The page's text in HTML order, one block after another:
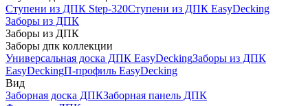
Ступени из ДПК Step-320Ступени из ДПК EasyDecking
Заборы из ДПК
Заборы из ДПК
Заборы дпк коллекции
Универсальная доска ДПК EasyDeckingЗаборы из ДПК
EasyDeckingП-профиль EasyDecking
Вид
Заборная доска ДПКЗаборная панель ДПК